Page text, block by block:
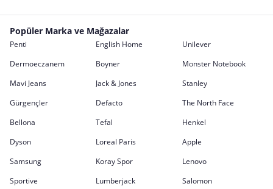
Popüler Marka ve Mağazalar
Penti English Home
Unilever
Dermoeczanem
Boyner
Monster Notebook
Mavi Jeans
Jack & Jones
Stanley
Gürgençler
Defacto
The North Face
Bellona
Tefal
Henkel
Dyson
Loreal Paris
Apple
Samsung
Koray Spor
Lenovo
Sportive
Lumberjack Salomon